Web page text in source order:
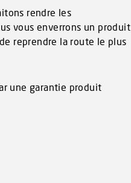
rendre les
vous enverrons un produit
reprendre la route le plus
une garantie produit